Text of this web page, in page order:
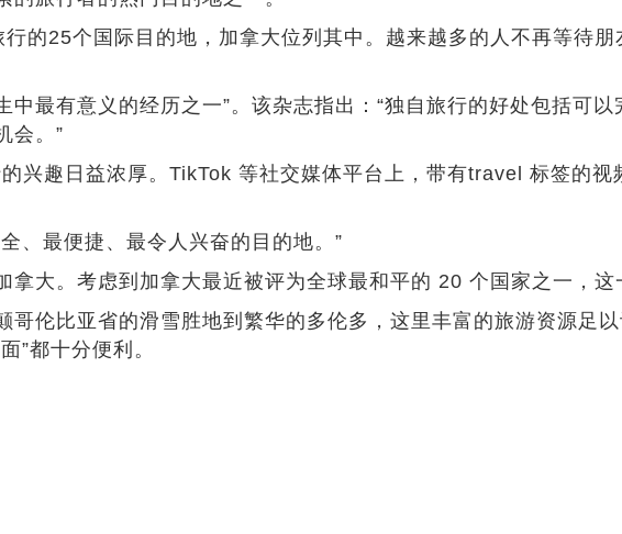
的25个国际目的地，加拿大位列其中。越来越多的人不再等待
最有意义的经历之一”。该杂志指出：“独自旅行的好处包括可
会。”
兴趣日益浓厚。TikTok 等社交媒体平台上，带有travel 标签的
、最便捷、最令人兴奋的目的地。”
大。考虑到加拿大最近被评为全球最和平的 20 个国家之一，这
伦比亚省的滑雪胜地到繁华的多伦多，这里丰富的旅游资源足以
”都十分便利。